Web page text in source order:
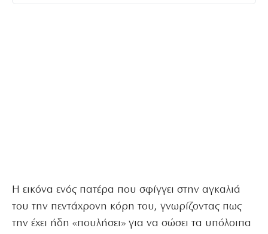
Η εικόνα ενός πατέρα που σφίγγει στην αγκαλιά
του την πεντάχρονη κόρη του, γνωρίζοντας πως
την έχει ήδη «πουλήσει» για να σώσει τα υπόλοιπα